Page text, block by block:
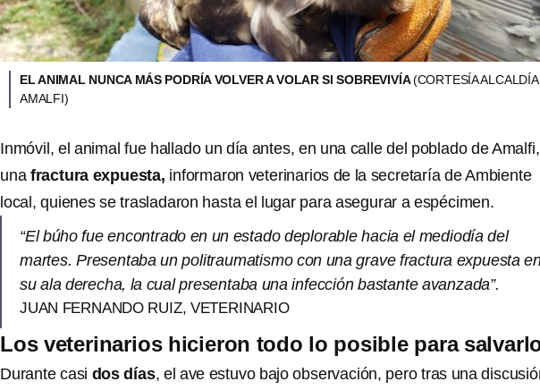
EL ANIMAL NUNCA MÁS PODRÍA VOLVER A VOLAR SI SOBREVIVÍA(CORTESÍA
AMALFI)
Inmóvil, el animal fue hallado un día antes, en una calle del poblado de
unafractura expuesta, informaron veterinarios de la secretaría de Ambiente
local, quienes se trasladaron hasta el lugar para asegurar a espécimen.
“El búho fue encontrado en un estado deplorable hacia el mediodía del
martes. Presentaba un politraumatismo con una grave fractura expuesta
su ala derecha, la cual presentaba una infección bastante avanzada”.
JUAN FERNANDO RUIZ, VETERINARIO
Los veterinarios hicieron todo lo posible para
Durante casi dos días, el ave estuvo bajo observación, pero tras una